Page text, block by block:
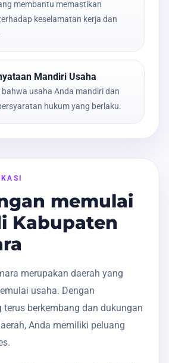
membantu memastikan
keselamatan kerja dan
Mandiri Usaha
usaha Anda mandiri dan
hukum yang berlaku.
memulai
Kabupaten
merupakan daerah yang
usaha. Dengan
berkembang dan dukungan
Anda memiliki peluang